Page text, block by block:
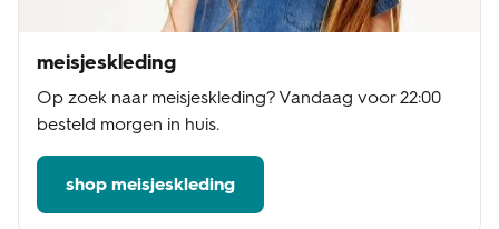
meisjeskleding
Op zoek naar meisjeskleding? Vandaag voor 22:00
besteld morgen in huis.
shop meisjeskleding